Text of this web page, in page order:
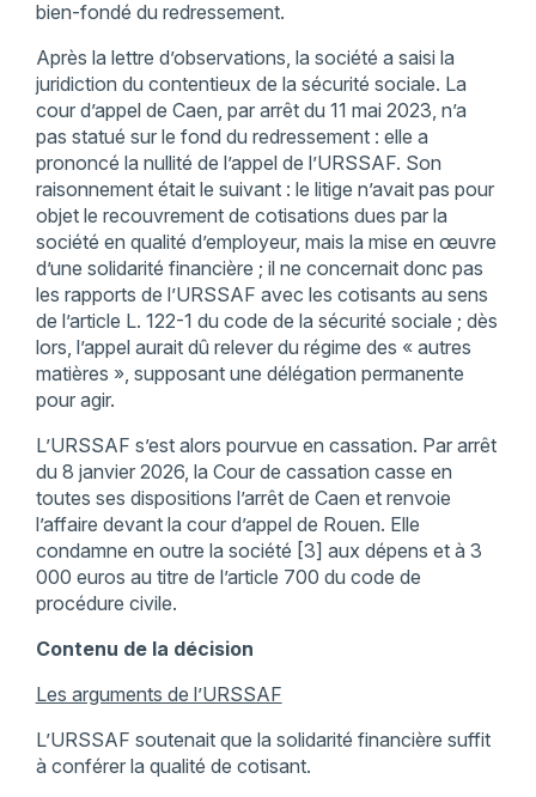
bien-fondé du redressement.
Après la lettre d’observations, la société a saisi la
juridiction du contentieux de la sécurité sociale. La
cour d’appel de Caen, par arrêt du 11 mai 2023, n’a
pas statué sur le fond du redressement : elle a
prononcé la nullité de l’appel de l’URSSAF. Son
raisonnement était le suivant : le litige n’avait pas pour
objet le recouvrement de cotisations dues par la
société en qualité d’employeur, mais la mise en œuvre
d’une solidarité financière ; il ne concernait donc pas
les rapports de l’URSSAF avec les cotisants au sens
de l’article L. 122-1 du code de la sécurité sociale ; dès
lors, l’appel aurait dû relever du régime des « autres
matières », supposant une délégation permanente
pour agir.
L’URSSAF s’est alors pourvue en cassation. Par arrêt
du 8 janvier 2026, la Cour de cassation casse en
toutes ses dispositions l’arrêt de Caen et renvoie
l’affaire devant la cour d’appel de Rouen. Elle
condamne en outre la société [3] aux dépens et à 3
000 euros au titre de l’article 700 du code de
procédure civile.
Contenu de la décision
Les arguments de l’URSSAF
L’URSSAF soutenait que la solidarité financière suffit
à conférer la qualité de cotisant.